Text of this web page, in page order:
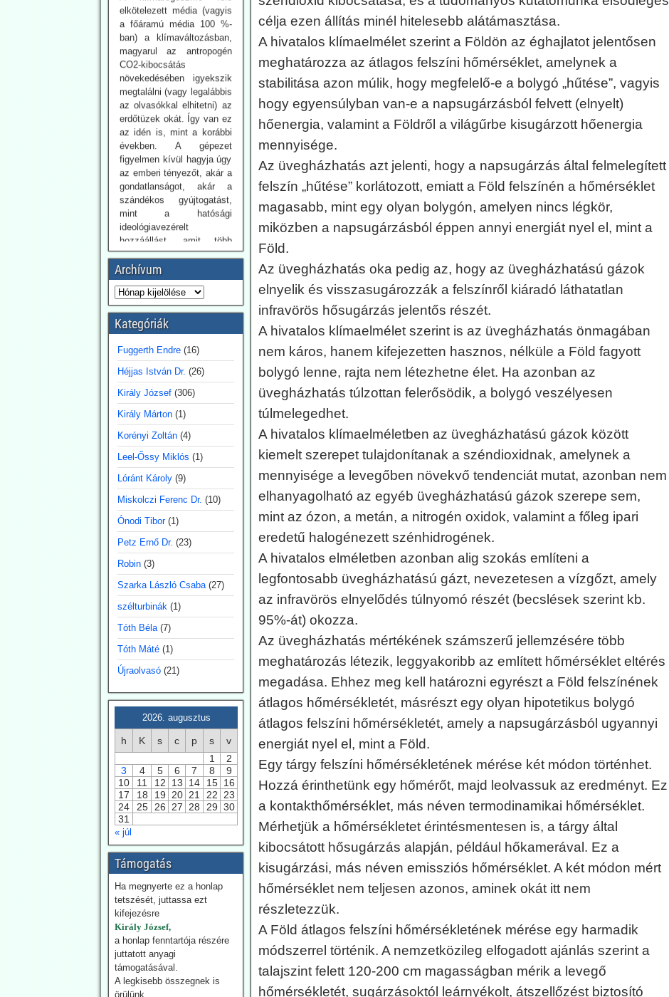
célja ezen állítás minél hitelesebb alátámasztása.
A hivatalos klímaelmélet szerint a Földön az éghajlatot jelentősen
meghatározza az átlagos felszíni hőmérséklet, amelynek a
stabilitása azon múlik, hogy megfelelő-e a bolygó „hűtése”, vagyis
hogy egyensúlyban van-e a napsugárzásból felvett (elnyelt)
hőenergia, valamint a Földről a világűrbe kisugárzott hőenergia
mennyisége.
Az üvegházhatás azt jelenti, hogy a napsugárzás által felmelegített
felszín „hűtése” korlátozott, emiatt a Föld felszínén a hőmérséklet
magasabb, mint egy olyan bolygón, amelyen nincs légkör,
miközben a napsugárzásból éppen annyi energiát nyel el, mint a
Föld.
Az üvegházhatás oka pedig az, hogy az üvegházhatású gázok
elnyelik és visszasugározzák a felszínről kiáradó láthatatlan
infravörös hősugárzás jelentős részét.
A hivatalos klímaelmélet szerint is az üvegházhatás önmagában
nem káros, hanem kifejezetten hasznos, nélküle a Föld fagyott
bolygó lenne, rajta nem létezhetne élet. Ha azonban az
üvegházhatás túlzottan felerősödik, a bolygó veszélyesen
túlmelegedhet.
A hivatalos klímaelméletben az üvegházhatású gázok között
kiemelt szerepet tulajdonítanak a széndioxidnak, amelynek a
mennyisége a levegőben növekvő tendenciát mutat, azonban nem
elhanyagolható az egyéb üvegházhatású gázok szerepe sem,
mint az ózon, a metán, a nitrogén oxidok, valamint a főleg ipari
eredetű halogénezett szénhidrogének.
A hivatalos elméletben azonban alig szokás említeni a
legfontosabb üvegházhatású gázt, nevezetesen a vízgőzt, amely
az infravörös elnyelődés túlnyomó részét (becslések szerint kb.
95%-át) okozza.
Az üvegházhatás mértékének számszerű jellemzésére több
meghatározás létezik, leggyakoribb az említett hőmérséklet eltérés
megadása. Ehhez meg kell határozni egyrészt a Föld felszínének
átlagos hőmérsékletét, másrészt egy olyan hipotetikus bolygó
átlagos felszíni hőmérsékletét, amely a napsugárzásból ugyannyi
energiát nyel el, mint a Föld.
Egy tárgy felszíni hőmérsékletének mérése két módon történhet.
Hozzá érinthetünk egy hőmérőt, majd leolvassuk az eredményt. Ez
a kontakthőmérséklet, más néven termodinamikai hőmérséklet.
Mérhetjük a hőmérsékletet érintésmentesen is, a tárgy által
kibocsátott hősugárzás alapján, például hőkamerával. Ez a
kisugárzási, más néven emissziós hőmérséklet. A két módon mért
hőmérséklet nem teljesen azonos, aminek okát itt nem
részletezzük.
A Föld átlagos felszíni hőmérsékletének mérése egy harmadik
módszerrel történik. A nemzetközileg elfogadott ajánlás szerint a
talajszint felett 120-200 cm magasságban mérik a levegő
hőmérsékletét, sugárzásoktól leárnyékolt, átszellőzést biztosító
magyarul az antropogén
CO2-kibocsátás
növekedésében igyekszik
megtalálni (vagy legalábbis
az olvasókkal elhitetni) az
erdőtüzek okát. Így van ez
az idén is, mint a korábbi
években. A gépezet
figyelmen kívül hagyja úgy
az emberi tényezőt, akár a
gondatlanságot, akár a
szándékos gyújtogatást,
mint a hatósági
ideológiavezérelt
hozzáállást, amit több
bejegyzésünkben
tematizáltunk. De még így
is van egy probléma: Az
idén jóval alacsonyabb a
tűzesetek száma
világszerte, mint a
regisztrálás 2003-as
kezdete óta.
Ugyancsak az uncut-news
számol be róla,
Franciaországban idén
július 6-a óta 162 embert
vettek őrizetbe szándékos
tűzgyújtás gyanújával.
2026.07.28.
Blackout News: A
feneketlen hordó
neve
karbonsemlegessé
g -
Németországban is
Németország az
energiafordulat
finanszírozására 2026-ra
23,7 milliárd eurót irányoz
elő. Emellett Németország
évi 10 milliárd eurós
nagyságrendben
finanszíroz nemzetközi
klímaprojekteket.
2026.07.28.
Blackout News:
Szardínia:
Lángokban állnak a
szolárpanelek
Július 18-án súlyos
tűzvész tört ki egy
magántulajdonú
napenergia-parkban Ottana
ipari övezetében,
Szardínián. A tűz során
nyilvánvalóan több ezer
napelem lángokban állt. A
tűz már az előző nap
Noragugume közelében
keletkezett.
2026.07.28. EIKE:
Henrik Svensmark
nemzetközi hírű
légkörkutatót
Archívum
Kategóriák
Fuggerth Endre (16)
Héjjas István Dr. (26)
Király József (306)
Király Márton (1)
Korényi Zoltán (4)
Leel-Őssy Miklós (1)
Lóránt Károly (9)
Miskolczi Ferenc Dr. (10)
Ónodi Tibor(1)
Petz Ernő Dr. (23)
Robin (3)
Szarka László Csaba(27)
szélturbinák (1)
Tóth Béla(7)
Tóth Máté (1)
Újraolvasó (21)
2026. augusztus
h K s c p s
v
1
2
3
4 5 6 7 8
9
10
11 12 13 14 15 16
17
18 19 20 21 22
23
24
25 26 27 28 29 30
31
« júl
Támogatás
Ha megnyerte ez a honlap
tetszését, juttassa ezt
kifejezésre
Király József,
a honlap fenntartója részére
juttatott anyagi
támogatásával.
A legkisebb összegnek is
örülünk.